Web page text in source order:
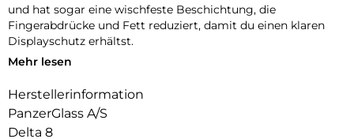
und hat sogar eine wischfeste Beschichtung, die
Fingerabdrücke und Fett reduziert, damit du einen klaren
Displayschutz erhältst.
Mit dem beiliegenden EasyAligner aus 100 % recyceltem
noch einfacher zu machen, haben wir eine Schritt-für-
Schritt-Anleitung und einen QR-Code für den schnellen
Zugriff auf unser Online-Anleitungsvideo beigefügt. Und
Mehr lesen
Herstellerinformation
PanzerGlass A/S
Delta 8